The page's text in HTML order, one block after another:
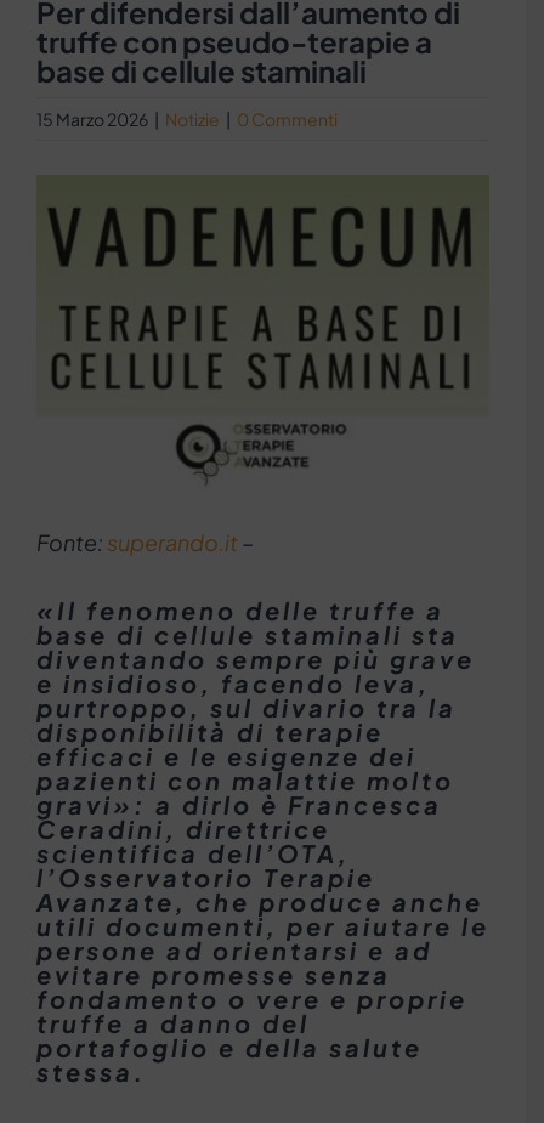
Per difendersi dall’aumento di
truffe con pseudo-terapie a
base di cellule staminali
15 Marzo 2026 | Notizie | 0 Commenti
immagine
Fonte: superando.it –
«Il fenomeno delle truffe a
base di cellule staminali sta
diventando sempre più grave
e insidioso, facendo leva,
purtroppo, sul divario tra la
disponibilità di terapie
efficaci e le esigenze dei
pazienti con malattie molto
gravi»: a dirlo è Francesca
Ceradini, direttrice
scientifica dell’OTA,
l’Osservatorio Terapie
Avanzate, che produce anche
utili documenti, per aiutare le
persone ad orientarsi e ad
evitare promesse senza
fondamento o vere e proprie
truffe a danno del
portafoglio e della salute
stessa.